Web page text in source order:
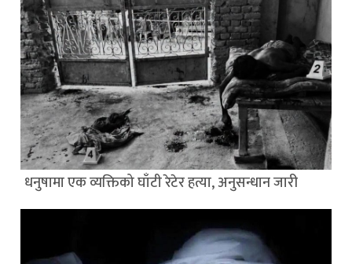
धनुषामा एक व्यक्तिको घाँटी रेटेर हत्या, अनुसन्धान जारी